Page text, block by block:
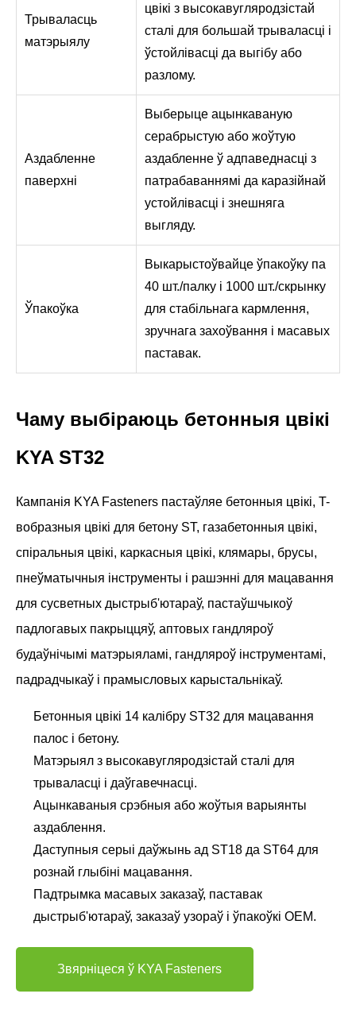
Трываласць
матэрыялу
цвікі з высокавугляродзістай
сталі для большай трываласці і
ўстойлівасці да выгібу або
разлому.
Аздабленне
паверхні
Выберыце ацынкаваную
серабрыстую або жоўтую
аздабленне ў адпаведнасці з
патрабаваннямі да каразійнай
устойлівасці і знешняга
выгляду.
Ўпакоўка
Выкарыстоўвайце ўпакоўку па
40 шт./палку і 1000 шт./скрынку
для стабільнага кармлення,
зручнага захоўвання і масавых
паставак.
Чаму выбіраюць бетонныя цвікі
KYA ST32
Кампанія KYA Fasteners пастаўляе бетонныя цвікі, T-
вобразныя цвікі для бетону ST, газабетонныя цвікі,
спіральныя цвікі, каркасныя цвікі, клямары, брусы,
пнеўматычныя інструменты і рашэнні для мацавання
для сусветных дыстрыб'ютараў, пастаўшчыкоў
падлогавых пакрыццяў, аптовых гандляроў
будаўнічымі матэрыяламі, гандляроў інструментамі,
падрадчыкаў і прамысловых карыстальнікаў.
Бетонныя цвікі 14 калібру ST32 для мацавання
палос і бетону.
Матэрыял з высокавугляродзістай сталі для
трываласці і даўгавечнасці.
Ацынкаваныя срэбныя або жоўтыя варыянты
аздаблення.
Даступныя серыі даўжынь ад ST18 да ST64 для
рознай глыбіні мацавання.
Падтрымка масавых заказаў, паставак
дыстрыб'ютараў, заказаў узораў і ўпакоўкі OEM.
Звярніцеся ў KYA Fasteners